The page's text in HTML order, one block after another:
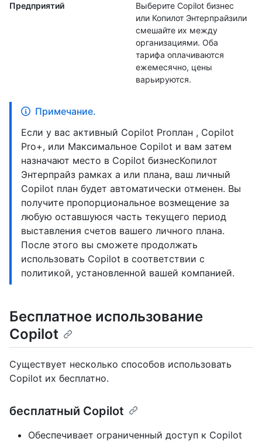
Предприятий
Выберите Copilot бизнес
или Копилот Энтерпрайзили
смешайте их между
организациями. Оба
тарифа оплачиваются
ежемесячно, цены
варьируются.
Примечание.
Если у вас активный Copilot Proплан , Copilot
Pro+, или Максимальное Copilot и вам затем
назначают место в Copilot бизнесКопилот
Энтерпрайз рамках a или плана, ваш личный
Copilot план будет автоматически отменен. Вы
получите пропорциональное возмещение за
любую оставшуюся часть текущего период
выставления счетов вашего личного плана.
После этого вы сможете продолжать
использовать Copilot в соответствии с
политикой, установленной вашей компанией.
Бесплатное использование
Copilot
Существует несколько способов использовать
Copilot их бесплатно.
бесплатный Copilot
Обеспечивает ограниченный доступ к Copilot